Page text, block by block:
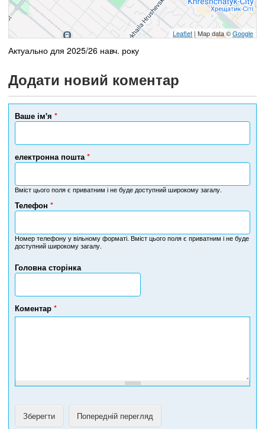
Leaflet | Map data ©Google
Актуально для 2025/26 навч. року
Додати новий коментар
Ваше ім'я *
електронна пошта*
Вміст цього поля є приватним і не буде доступний широкому загалу.
Головна сторінка
Телефон *
Н
м
е
т
л
е
ф
Номер телефону у вільному форматі. Вміст цього поля є приватним і не буде
доступний широкому загалу.
Коментар *